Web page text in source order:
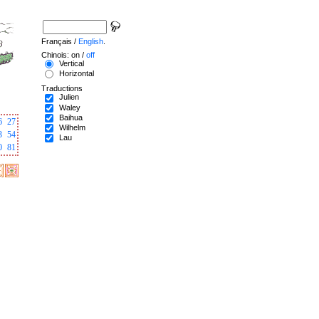
27
54
81
Français / English
Chinois: on / off
Vertical
Horizontal
Traductions
Julien
Waley
Baihua
Wilhelm
Lau